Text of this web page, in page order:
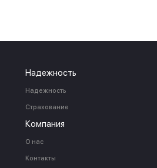
Надежность
Надежность
Страхование
Компания
О нас
Контакты